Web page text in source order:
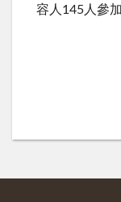
容人145人參加